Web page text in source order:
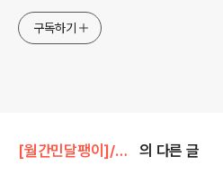
구독하기
[월간민달팽이]/* 메인 의 다른 글